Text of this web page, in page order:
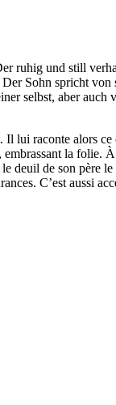
ruhig und still
Sohn spricht
selbst, aber
raconte alors ce
la folie.
deuil de son père
C’est aussi